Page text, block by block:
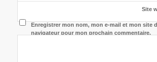
Site
Enregistrer mon nom, mon e-mail et mon site
navigateur pour mon prochain commentaire.